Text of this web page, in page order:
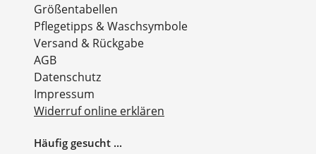
Größentabellen
Pflegetipps & Waschsymbole
Versand & Rückgabe
AGB
Datenschutz
Impressum
Widerruf online erklären
Häufig gesucht ...